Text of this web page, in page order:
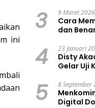
ini
3 9 Maret
Cara
dan
4 23 Januari
Disty
Gelar Uji
5 8 September
Digital